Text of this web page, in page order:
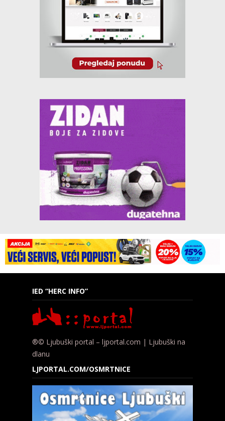
IED “HERC INFO”
®© Ljubuški portal – ljportal.com | Ljubuški na
dlanu
LJPORTAL.COM/OSMRTNICE